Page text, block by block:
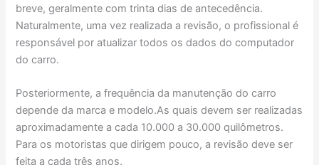
breve, geralmente com trinta dias de antecedência.
Naturalmente, uma vez realizada a revisão, o profissional é
responsável por atualizar todos os dados do computador
do carro.
Posteriormente, a frequência da manutenção do carro
depende da marca e modelo.As quais devem ser realizadas
aproximadamente a cada 10.000 a 30.000 quilômetros.
Para os motoristas que dirigem pouco, a revisão deve ser
feita a cada três anos.